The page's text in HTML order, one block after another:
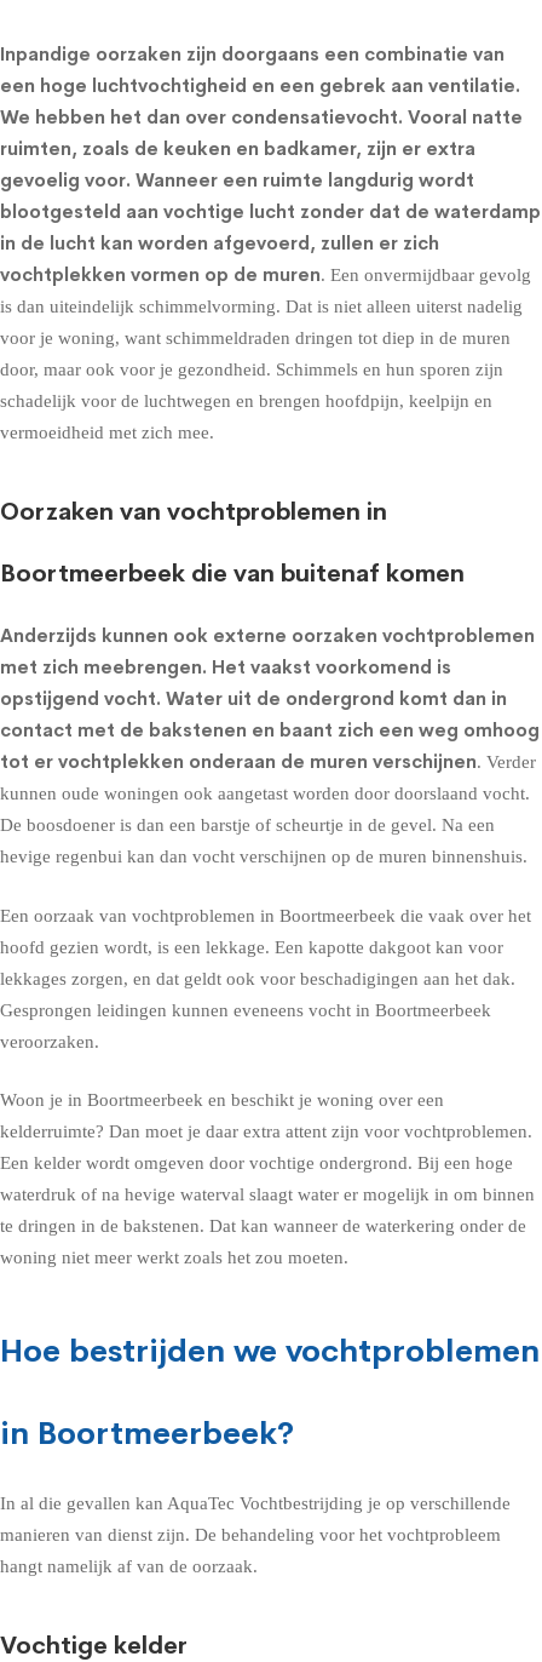
Inpandige oorzaken zijn doorgaans een combinatie van
een hoge luchtvochtigheid en een gebrek aan ventilatie.
We hebben het dan over condensatievocht. Vooral natte
ruimten, zoals de keuken en badkamer, zijn er extra
gevoelig voor. Wanneer een ruimte langdurig wordt
blootgesteld aan vochtige lucht zonder dat de waterdamp
in de lucht kan worden afgevoerd, zullen er zich
vochtplekken vormen op de muren. Een onvermijdbaar gevolg
is dan uiteindelijk schimmelvorming. Dat is niet alleen uiterst nadelig
voor je woning, want schimmeldraden dringen tot diep in de muren
door, maar ook voor je gezondheid. Schimmels en hun sporen zijn
schadelijk voor de luchtwegen en brengen hoofdpijn, keelpijn en
vermoeidheid met zich mee.
Oorzaken van vochtproblemen in
Boortmeerbeek die van buitenaf komen
Anderzijds kunnen ook externe oorzaken vochtproblemen
met zich meebrengen. Het vaakst voorkomend is
opstijgend vocht. Water uit de ondergrond komt dan in
contact met de bakstenen en baant zich een weg omhoog
tot er vochtplekken onderaan de muren verschijnen. Verder
kunnen oude woningen ook aangetast worden door doorslaand vocht.
De boosdoener is dan een barstje of scheurtje in de gevel. Na een
hevige regenbui kan dan vocht verschijnen op de muren binnenshuis.
Een oorzaak van vochtproblemen in Boortmeerbeek die vaak over het
hoofd gezien wordt, is een lekkage. Een kapotte dakgoot kan voor
lekkages zorgen, en dat geldt ook voor beschadigingen aan het dak.
Gesprongen leidingen kunnen eveneens vocht in Boortmeerbeek
veroorzaken.
Woon je in Boortmeerbeek en beschikt je woning over een
kelderruimte? Dan moet je daar extra attent zijn voor vochtproblemen.
Een kelder wordt omgeven door vochtige ondergrond. Bij een hoge
waterdruk of na hevige waterval slaagt water er mogelijk in om binnen
te dringen in de bakstenen. Dat kan wanneer de waterkering onder de
woning niet meer werkt zoals het zou moeten.
Hoe bestrijden we vochtproblemen
in Boortmeerbeek?
In al die gevallen kan AquaTec Vochtbestrijding je op verschillende
manieren van dienst zijn. De behandeling voor het vochtprobleem
hangt namelijk af van de oorzaak.
Vochtige kelder